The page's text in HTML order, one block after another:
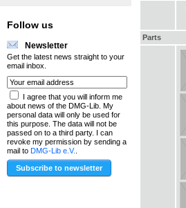
Follow us
Newsletter
Get the latest news straight to your
email inbox.
I agree that you will inform me
about news of the DMG-Lib. My
personal data will only be used for
this purpose. The data will not be
passed on to a third party. I can
revoke my permission by sending a
mail to DMG-Lib e.V.
Parts